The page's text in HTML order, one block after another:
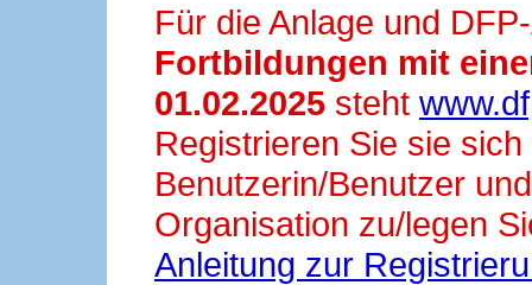
Für die Anlage und
Fortbildungen mit
01.02.2025 steht
Registrieren Sie sie
Benutzerin/Benutzer
Organisation zu/legen
Anleitung zur